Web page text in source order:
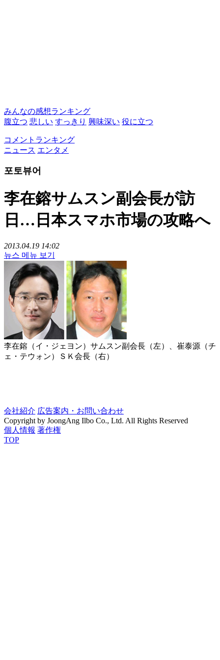
みんなの感想ランキング
腹立つ 悲しい すっきり 興味深い 役に立つ
コメントランキング
ニュース エンタメ
포토뷰어
李在鎔サムスン副会長が訪
日…日本スマホ市場の攻略へ
2013.04.19 14:02
뉴스 메뉴 보기
李在鎔（イ・ジェヨン）サムスン副会長（左）、崔泰源（チ
ェ・テウォン）ＳＫ会長（右）
会社紹介 広告案内・お問い合わせ
Copyright by JoongAng Ilbo Co., Ltd. All Rights Reserved
個人情報 著作権
TOP